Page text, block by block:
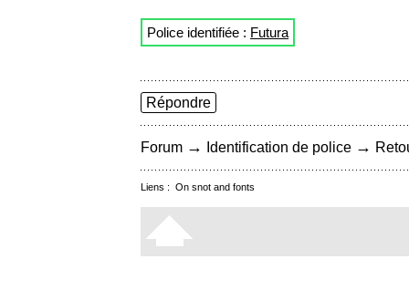
Police identifiée : Futura
Répondre
Forum → Identification de police →
Liens : On snot and fonts